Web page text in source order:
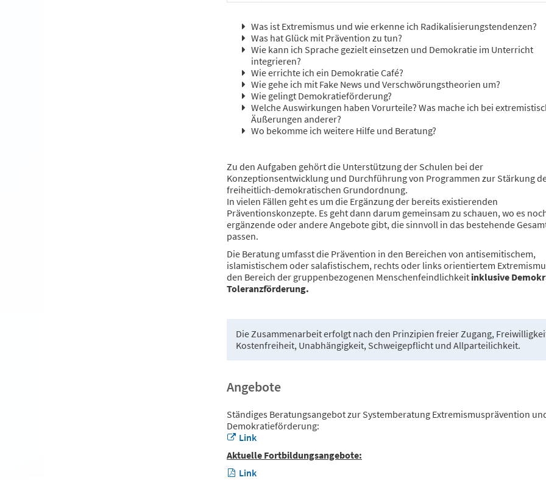
Was ist Extremismus und wie erkenne ich Radikalisierungstendenzen?
Was hat Glück mit Prävention zu tun?
Wie kann ich Sprache gezielt einsetzen und Demokratie im Unterricht
integrieren?
Wie errichte ich ein Demokratie Café?
Wie gehe ich mit Fake News und Verschwörungstheorien um?
Wie gelingt Demokratieförderung?
Welche Auswirkungen haben Vorurteile? Was mache ich bei
Äußerungen anderer?
Wo bekomme ich weitere Hilfe und Beratung?
Zu den Aufgaben gehört die Unterstützung der Schulen bei der
Konzeptionsentwicklung und Durchführung von Programmen zur Stärkung
freiheitlich-demokratischen Grundordnung.
In vielen Fällen geht es um die Ergänzung der bereits existierenden
Präventionskonzepte. Es geht dann darum gemeinsam zu schauen, wo es
ergänzende oder andere Angebote gibt, die sinnvoll in das bestehende
passen.
Die Beratung umfasst die Prävention in den Bereichen von antisemitischem,
islamistischem oder salafistischem, rechts oder links orientiertem
den Bereich der gruppenbezogenen Menschenfeindlichkeit inklusive
Toleranzförderung.
Die Zusammenarbeit erfolgt nach den Prinzipien freier Zugang,
Kostenfreiheit, Unabhängigkeit, Schweigepflicht und Allparteilichkeit.
Angebote
Ständiges Beratungsangebot zur Systemberatung Extremismusprävention
Demokratieförderung:
Link
Aktuelle Fortbildungsangebote:
Link